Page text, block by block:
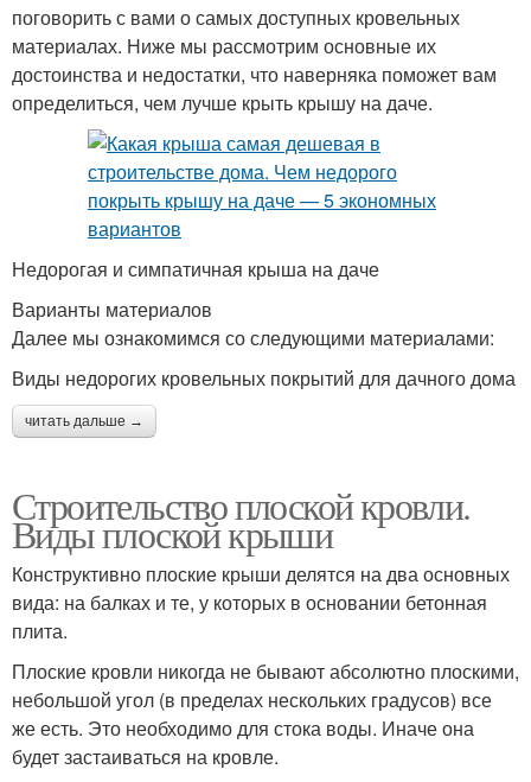
поговорить с вами о самых доступных кровельных
материалах. Ниже мы рассмотрим основные их
достоинства и недостатки, что наверняка поможет вам
определиться, чем лучше крыть крышу на даче.
Недорогая и симпатичная крыша на даче
Варианты материалов
Далее мы ознакомимся со следующими материалами:
Виды недорогих кровельных покрытий для дачного дома
читать дальше →
Строительство плоской кровли.
Виды плоской крыши
Конструктивно плоские крыши делятся на два основных
вида: на балках и те, у которых в основании бетонная
плита.
Плоские кровли никогда не бывают абсолютно плоскими,
небольшой угол (в пределах нескольких градусов) все
же есть. Это необходимо для стока воды. Иначе она
будет застаиваться на кровле.